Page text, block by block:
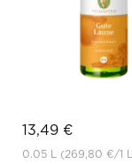
13,49 €
0.05 L (269,80 €/1